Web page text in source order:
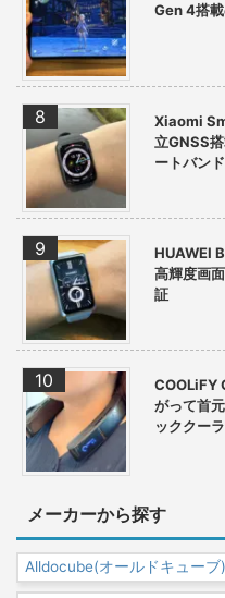
Gen 4搭
Xiaomi
立GNSS
ートバンド
HUAWEI
高輝度画
証
COOLiFY
がって首
ッククー
メーカーから探す
Alldocube(オールドキューブ)